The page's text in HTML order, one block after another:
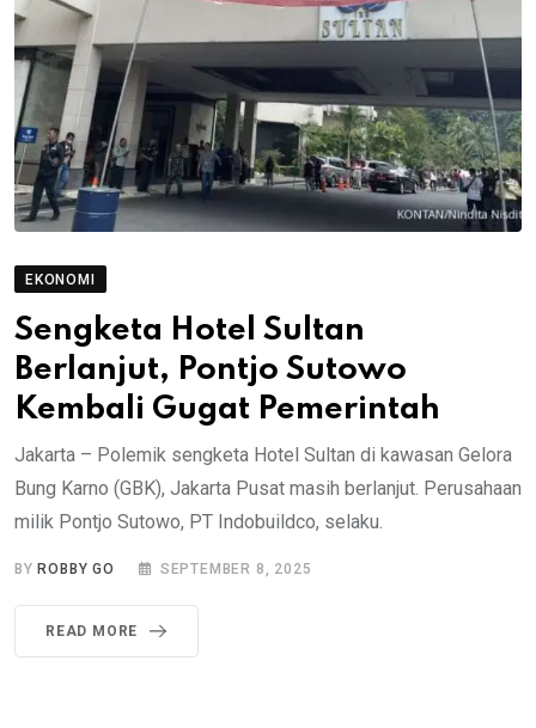
EKONOMI
Sengketa Hotel Sultan
Berlanjut, Pontjo Sutowo
Kembali Gugat Pemerintah
Jakarta – Polemik sengketa Hotel Sultan di kawasan Gelora
Bung Karno (GBK), Jakarta Pusat masih berlanjut. Perusahaan
milik Pontjo Sutowo, PT Indobuildco, selaku.
BY ROBBY GO SEPTEMBER 8, 2025
READ MORE